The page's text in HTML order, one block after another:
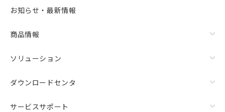
お知らせ・最新情報
商品情報
ソリューション
ダウンロードセンタ
サービスサポート